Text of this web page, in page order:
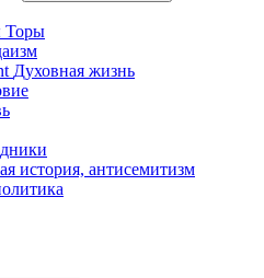
Торы
Духовная жизнь
история, антисемитизм